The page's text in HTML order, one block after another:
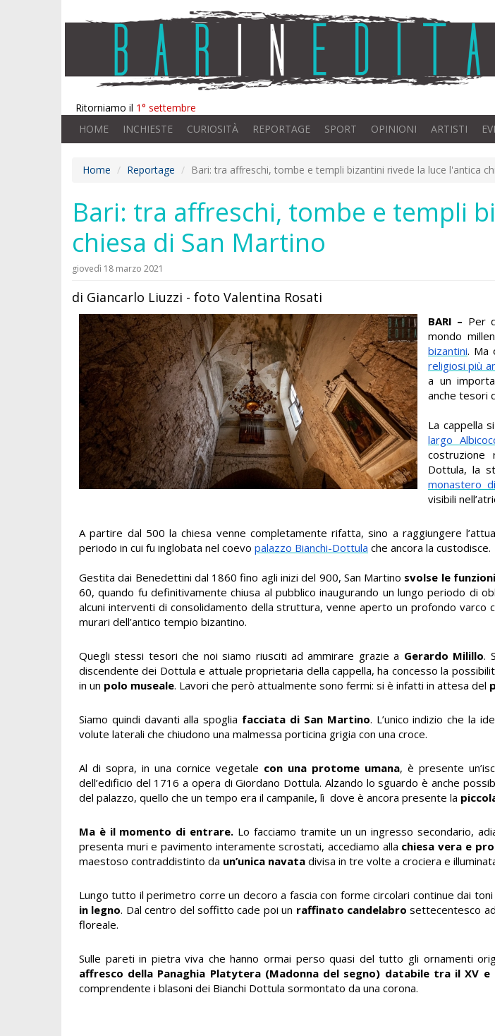
Ritorniamo il 1° settembre
HOME INCHIESTE CURIOSITÀ REPORTAGE SPORT OPINIONI ARTISTI
Home Reportage Bari: tra affreschi, tombe e templi bizantini rivede la luce l'antica
Bari: tra affreschi, tombe e templi
chiesa di San Martino
giovedì 18 marzo 2021
di Giancarlo Liuzzi - foto Valentina Rosati
BARI – Per
mondo
bizantini. Ma
religiosi più
a un
anche tesori
La cappella
largo
costruzione
Dottula, la
monastero
visibili
A partire dal 500 la chiesa venne completamente rifatta, sino a raggiungere
periodo in cui fu inglobata nel coevo palazzo Bianchi-Dottula che ancora la custodisce.
Gestita dai Benedettini dal 1860 fino agli inizi del 900, San Martino svolse le
60, quando fu definitivamente chiusa al pubblico inaugurando un lungo periodo di
alcuni interventi di consolidamento della struttura, venne aperto un profondo
murari dell’antico tempio bizantino.
Quegli stessi tesori che noi siamo riusciti ad ammirare grazie a Gerardo Milillo.
discendente dei Dottula e attuale proprietaria della cappella, ha concesso la
in un polo museale. Lavori che però attualmente sono fermi: si è infatti in attesa del
Siamo quindi davanti alla spoglia facciata di San Martino. L’unico indizio che la
volute laterali che chiudono una malmessa porticina grigia con una croce.
Al di sopra, in una cornice vegetale con una protome umana, è presente
dell’edificio del 1716 a opera di Giordano Dottula. Alzando lo sguardo è anche
del palazzo, quello che un tempo era il campanile, lì dove è ancora presente la
Ma è il momento di entrare. Lo facciamo tramite un un ingresso secondario,
presenta muri e pavimento interamente scrostati, accediamo alla chiesa vera e
maestoso contraddistinto da un’unica navata divisa in tre volte a crociera e
Lungo tutto il perimetro corre un decoro a fascia con forme circolari continue dai
in legno. Dal centro del soffitto cade poi un raffinato candelabro settecentesco
floreale.
Sulle pareti in pietra viva che hanno ormai perso quasi del tutto gli ornamenti
affresco della Panaghia Platytera (Madonna del segno) databile tra il XV e
comprendente i blasoni dei Bianchi Dottula sormontato da una corona.